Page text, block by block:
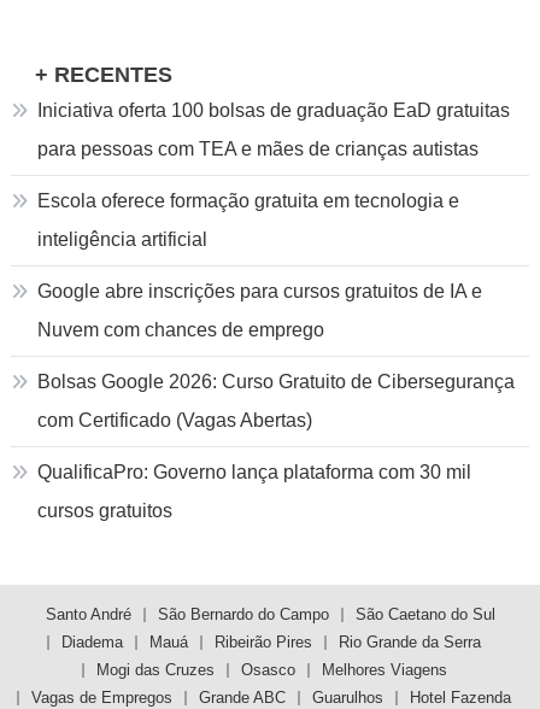
+ RECENTES
Iniciativa oferta 100 bolsas de graduação EaD gratuitas
para pessoas com TEA e mães de crianças autistas
Escola oferece formação gratuita em tecnologia e
inteligência artificial
Google abre inscrições para cursos gratuitos de IA e
Nuvem com chances de emprego
Bolsas Google 2026: Curso Gratuito de Cibersegurança
com Certificado (Vagas Abertas)
QualificaPro: Governo lança plataforma com 30 mil
cursos gratuitos
Santo André São Bernardo do Campo
São Caetano do Sul
Diadema
Mauá Ribeirão Pires
Rio Grande da Serra
Mogi das Cruzes
Osasco
Melhores Viagens
Vagas de Empregos
Grande ABC Guarulhos Hotel Fazenda